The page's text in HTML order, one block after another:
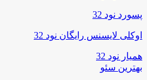
پسورد نود 32
اوکلی لایسنس رایگان نود 32
همیار نود 32
بهترین سئو